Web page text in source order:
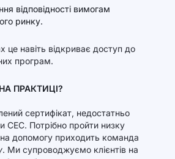
відповідності вимогам
ринку.
це навіть відкриває доступ до
програм.
ПРАКТИЦІ?
сертифікат, недостатньо
СЕС. Потрібно пройти низку
допомогу приходить команда
. Ми супроводжуємо клієнтів на